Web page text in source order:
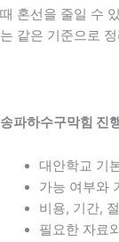
때 혼선을 줄일 수
는 같은 기준으로
송파하수구막힘 진
대안학교 기
가능 여부와
비용, 기간,
필요한 자료